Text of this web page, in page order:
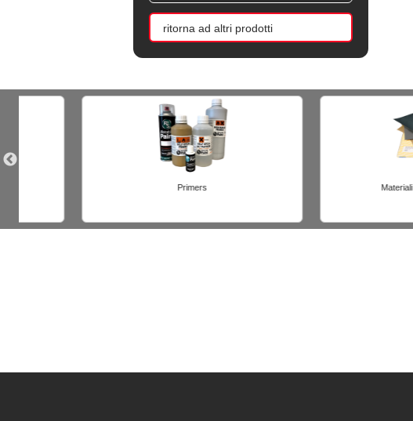
ritorna ad altri prodotti
Materiali per preparazione Materiali per lucidatura